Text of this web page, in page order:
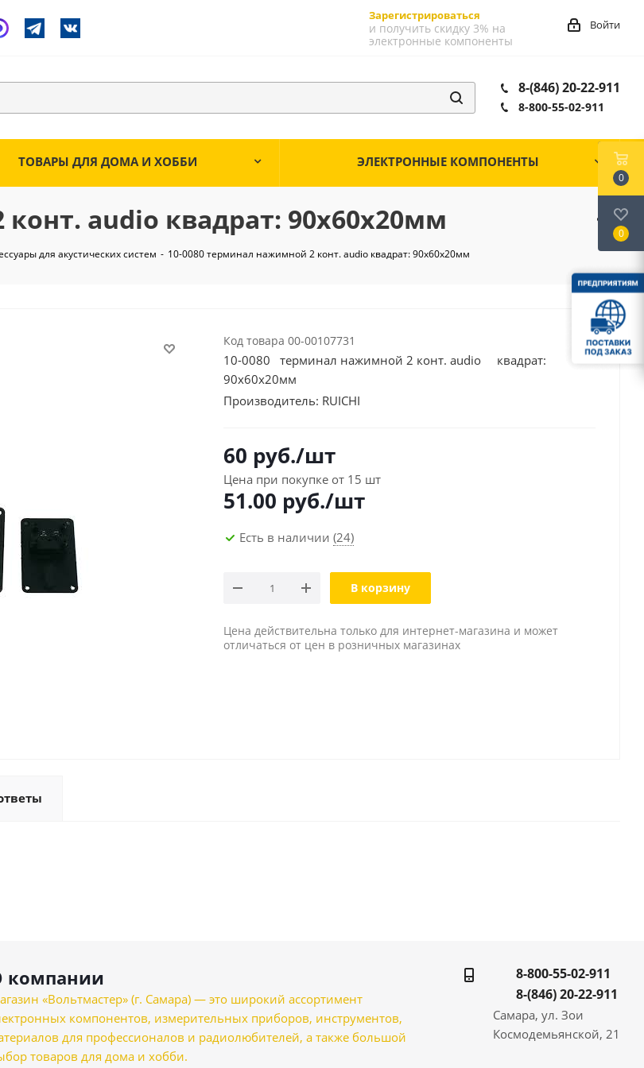
Зарегистрироваться
и получить скидку 3% на
электронные компоненты
Войти
8-(846) 20-22-911
8-800-55-02-911
ТОВАРЫ ДЛЯ ДОМА И ХОББИ ЭЛЕКТРОННЫЕ КОМПОНЕНТЫ
audio квадрат: 90х60х20мм
для акустических систем - 10-0080 терминал нажимной 2 конт. audio квадрат: 90х60х20мм
Код товара 00-00107731
10-0080 терминал нажимной 2 конт. audio квадрат:
90х60х20мм
Производитель: RUICHI
60 руб./шт
Цена при покупке от 15 шт
51.00 руб./шт
Есть в наличии (24)
В корзину
Цена действительна только для интернет-магазина и может
отличаться от цен в розничных магазинах
компании
«Вольтмастер» (г. Самара) — это широкий ассортимент
компонентов, измерительных приборов, инструментов,
для профессионалов и радиолюбителей, а также большой
товаров для дома и хобби.
8-800-55-02-911
8-(846) 20-22-911
Самара, ул. Зои
Космодемьянской, 21
0
0